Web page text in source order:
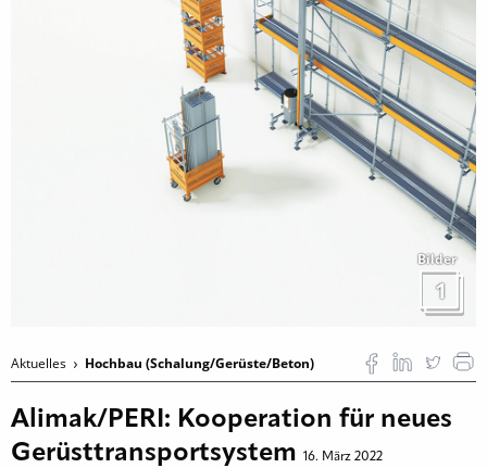
Bilder
1
Aktuelles Hochbau (Schalung/Gerüste/Beton)
Alimak/PERI: Kooperation für neues
Gerüsttransportsystem 16. März 2022